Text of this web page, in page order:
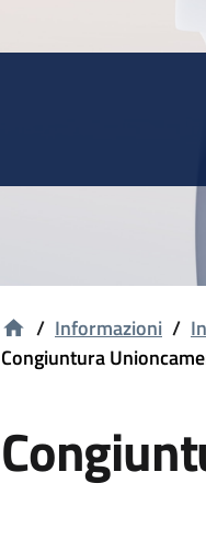
/ Informazioni /
Congiuntura